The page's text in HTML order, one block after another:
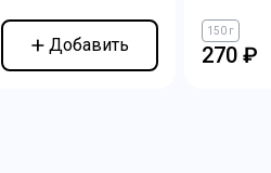
Добавить
150 г
270 ₽